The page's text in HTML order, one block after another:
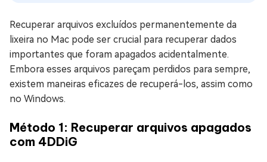
Recuperar arquivos excluídos permanentemente da
lixeira no Mac pode ser crucial para recuperar dados
importantes que foram apagados acidentalmente.
Embora esses arquivos pareçam perdidos para sempre,
existem maneiras eficazes de recuperá-los, assim como
no Windows.
Método 1: Recuperar arquivos apagados
com 4DDiG